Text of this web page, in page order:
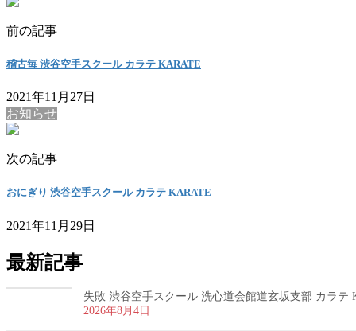
前の記事
稽古毎 渋谷空手スクール カラテ KARATE
2021年11月27日
お知らせ
次の記事
おにぎり 渋谷空手スクール カラテ KARATE
2021年11月29日
最新記事
失敗 渋谷空手スクール 洗心道会館道玄坂支部 カラテ
2026年8月4日